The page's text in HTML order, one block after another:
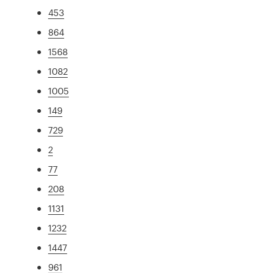
453
864
1568
1082
1005
149
729
2
77
208
1131
1232
1447
961